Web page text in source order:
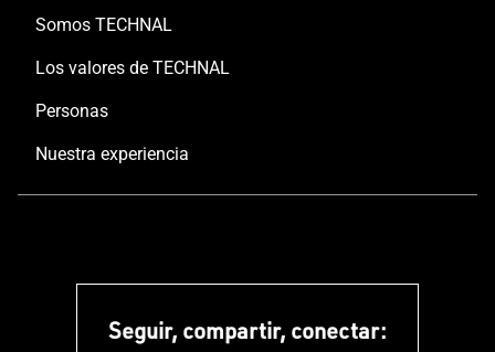
Somos TECHNAL
Los valores de TECHNAL
Personas
Nuestra experiencia
Seguir, compartir, conectar: